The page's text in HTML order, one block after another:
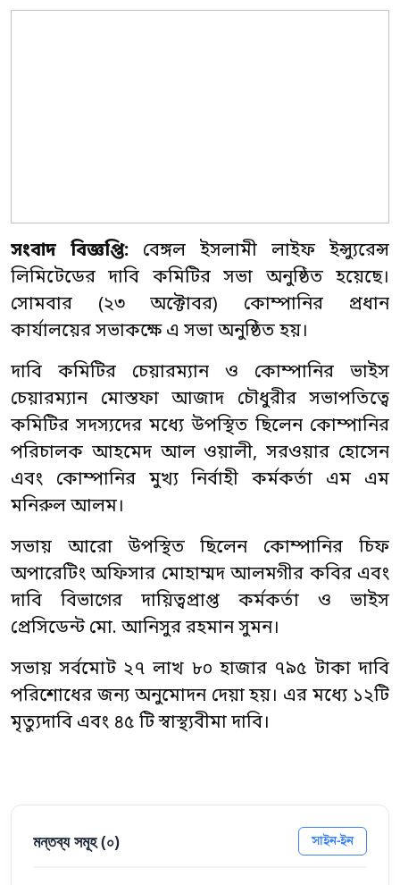
সংবাদ বিজ্ঞপ্তি: বেঙ্গল ইসলামী লাইফ ইন্স্যুরেন্স
লিমিটেডের দাবি কমিটির সভা অনুষ্ঠিত হয়েছে।
সোমবার (২৩ অক্টোবর) কোম্পানির প্রধান
কার্যালয়ের সভাকক্ষে এ সভা অনুষ্ঠিত হয়।
দাবি কমিটির চেয়ারম্যান ও কোম্পানির ভাইস
চেয়ারম্যান মোস্তফা আজাদ চৌধুরীর সভাপতিত্বে
কমিটির সদস্যদের মধ্যে উপস্থিত ছিলেন কোম্পানির
পরিচালক আহমেদ আল ওয়ালী, সরওয়ার হোসেন
এবং কোম্পানির মুখ্য নির্বাহী কর্মকর্তা এম এম
মনিরুল আলম।
সভায় আরো উপস্থিত ছিলেন কোম্পানির চিফ
অপারেটিং অফিসার মোহাম্মদ আলমগীর কবির এবং
দাবি বিভাগের দায়িত্বপ্রাপ্ত কর্মকর্তা ও ভাইস
প্রেসিডেন্ট মো. আনিসুর রহমান সুমন।
সভায় সর্বমোট ২৭ লাখ ৮০ হাজার ৭৯৫ টাকা দাবি
পরিশোধের জন্য অনুমোদন দেয়া হয়। এর মধ্যে ১২টি
মৃত্যুদাবি এবং ৪৫ টি স্বাস্থ্যবীমা দাবি।
মন্তব্য সমূহ (০) সাইন-ইন